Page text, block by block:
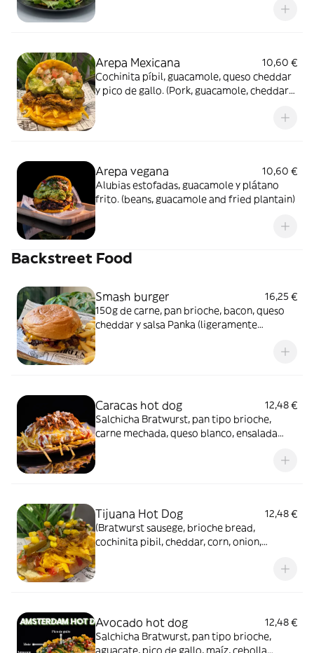
Arepa Mexicana
10,60 €
Cochinita píbil, guacamole, queso cheddar
y pico de gallo. (Pork, guacamole, cheddar
Arepa vegana
10,60 €
Alubias estofadas, guacamole y plátano
frito. (beans, guacamole and fried plantain)
Backstreet Food
Smash burger
16,25 €
150g de carne, pan brioche, bacon, queso
cheddar y salsa Panka (ligeramente
brioche bread, cheddar, bacon and Panka
Caracas hot dog
12,48 €
Salchicha Bratwurst, pan tipo brioche,
carne mechada, queso blanco, ensalada
Tijuana Hot Dog
12,48 €
(Bratwurst sausege, brioche bread,
cochinita pibil, cheddar, corn, onion,
Avocado hot dog
12,48 €
Salchicha Bratwurst, pan tipo brioche,
aguacate, pico de gallo, maíz, cebolla